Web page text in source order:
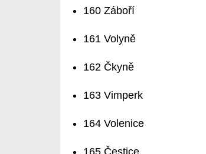
160 Záboří
161 Volyně
162 Čkyně
163 Vimperk
164 Volenice
165 Čestice